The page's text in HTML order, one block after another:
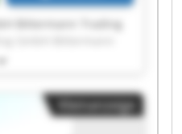
Bittermann Trading
Trading GmbH
GmbH Bittermann
Trading GmbH
Bittermann Trading
Kleinanzeige